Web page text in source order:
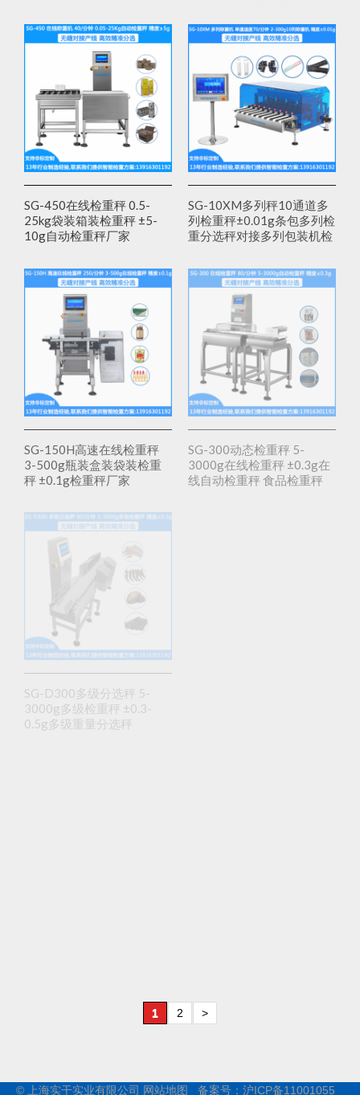
SG-450在线检重秤 0.5-
25kg袋装箱装检重秤 ±5-
10g自动检重秤厂家
SG-10XM多列秤10通道多
列检重秤±0.01g条包多列检
重分选秤对接多列包装机检
SG-150H高速在线检重秤
3-500g瓶装盒装袋装检重
秤 ±0.1g检重秤厂家
SG-300动态检重秤 5-
3000g在线检重秤 ±0.3g在
线自动检重秤 食品检重秤
SG-D300多级分选秤 5-
3000g多级检重秤 ±0.3-
0.5g多级重量分选秤
1 2 >
© 上海实干实业有限公司 网站地图 备案号： 沪ICP备11001055